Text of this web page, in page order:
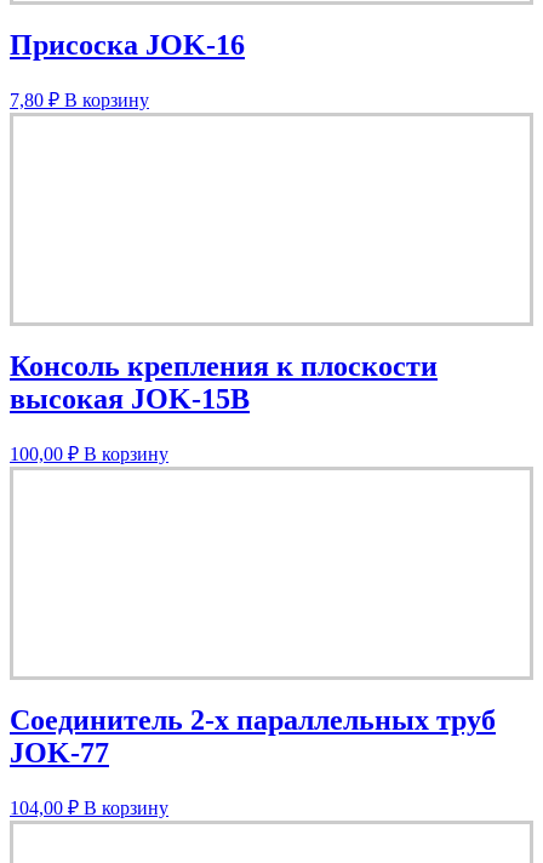
Присоска JOK-16
7,80 ₽ В корзину
Консоль крепления к плоскости
высокая JOK-15B
100,00 ₽ В корзину
Соединитель 2-х параллельных труб
JOK-77
104,00 ₽ В корзину